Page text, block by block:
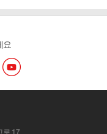
요
로 17